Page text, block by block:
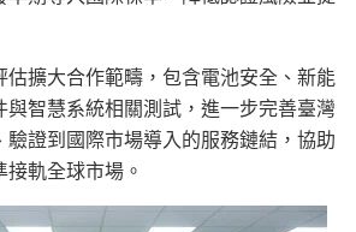
估擴大合作範疇，包含電池安全、新能
智慧系統相關測試，進一步完善臺灣
證到國際市場導入的服務鏈結，協助
軌全球市場。